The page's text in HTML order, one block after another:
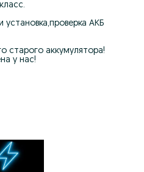
АКБ
старого аккумулятора!
у нас!